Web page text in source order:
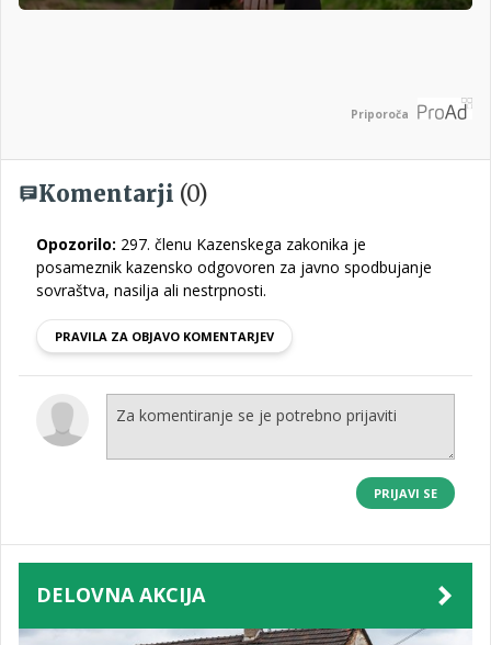
Priporoča
Komentarji (0)
Opozorilo: 297. členu Kazenskega zakonika je
posameznik kazensko odgovoren za javno spodbujanje
sovraštva, nasilja ali nestrpnosti.
PRAVILA ZA OBJAVO KOMENTARJEV
PRIJAVI SE
DELOVNA AKCIJA